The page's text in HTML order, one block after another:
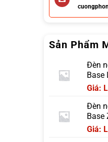
Sản Phẩm
Đèn
Base
Giá:
Đèn
Base
Giá: